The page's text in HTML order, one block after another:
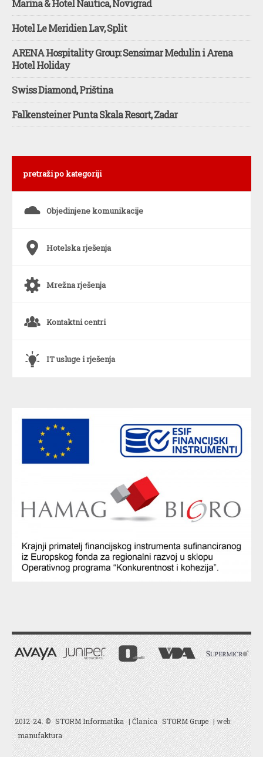
Marina & Hotel Nautica, Novigrad
Hotel Le Meridien Lav, Split
ARENA Hospitality Group: Sensimar Medulin i Arena
Hotel Holiday
Swiss Diamond, Priština
Falkensteiner Punta Skala Resort, Zadar
pretraži po kategoriji
s Objedinjene komunikacije
6 Hotelska rješenja
a Mrežna rješenja
o Kontaktni centri
` IT usluge i rješenja
2012-24. © STORM Informatika | Članica STORM Grupe | web:
manufaktura